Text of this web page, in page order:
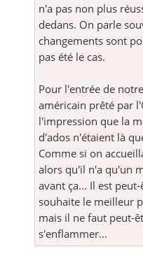
n'a pas non plus
dedans. On parle
changements sont
pas été le cas.
Pour l'entrée de
américain prêté par
l'impression que la
d'ados n'étaient là
Comme si on
alors qu'il n'a qu'un
avant ça... Il est
souhaite le meilleur
mais il ne faut peut-
s'enflammer...